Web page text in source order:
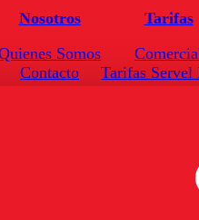
Nosotros
Somos
Contacto
Tarifas
Tarifas Servel